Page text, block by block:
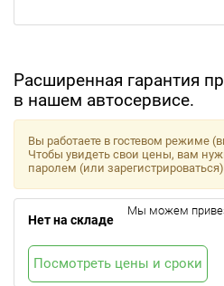
Расширенная гарантия
в нашем автосервисе.
Вы работаете в гостевом режиме
Чтобы увидеть свои цены, вам
паролем (или
Нет на складе
Мы можем
Посмотреть цены и сроки